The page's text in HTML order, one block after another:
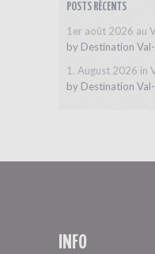
POSTS RÉCENTS
1er août 2026 au
by Destination
1. August 2026 in
by Destination
INFO